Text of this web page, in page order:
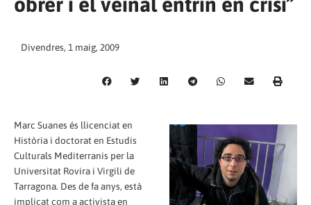
Divendres, 1 maig, 2009
Marc Suanes és llicenciat en
Història i doctorat en Estudis
Culturals Mediterranis per la
Universitat Rovira i Virgili de
Tarragona. Des de fa anys, està
implicat com a activista en